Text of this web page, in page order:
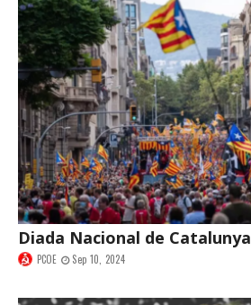
Diada Nacional de Catalunya
PCOE Sep 10, 2024